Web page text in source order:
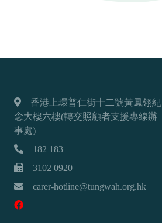
香港上環普仁街十二號黃鳳翎紀
念大樓六樓(轉交照顧者支援專線辦
事處)
182 183
3102 0920
carer-hotline@tungwah.org.hk